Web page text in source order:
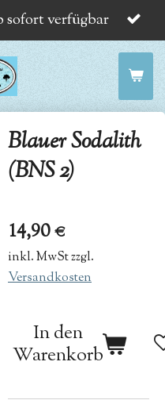
sofort verfügbar
Blauer Sodalith
(BNS 2)
14,90 €
inkl. MwSt zzgl.
Versandkosten
In den
Warenkorb